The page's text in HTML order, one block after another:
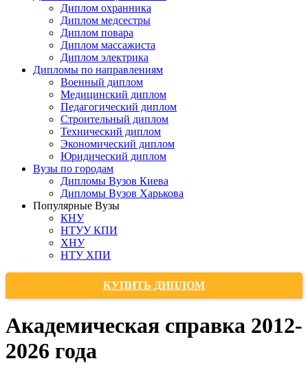
Диплом охранника
Диплом медсестры
Диплом повара
Диплом массажиста
Диплом электрика
Дипломы по направлениям
Военный диплом
Медицинский диплом
Педагогический диплом
Строительный диплом
Технический диплом
Экономический диплом
Юридический диплом
Вузы по городам
Дипломы Вузов Киева
Дипломы Вузов Харькова
Популярные Вузы
КНУ
НТУУ КПИ
ХНУ
НТУ ХПИ
КУПИТЬ ДИПЛОМ
Академическая справка 2012-
2026 года